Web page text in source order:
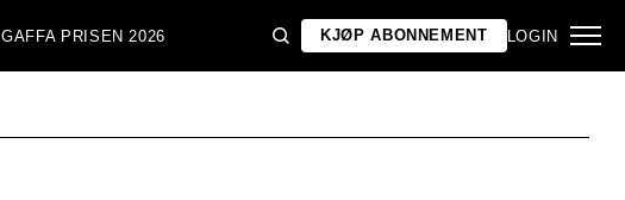
GAFFA PRISEN 2026 KJØP ABONNEMENT LOGIN